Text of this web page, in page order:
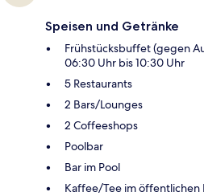
Speisen und Getränke
Frühstücksbuffet (gegen
06:30 Uhr bis 10:30 Uhr
5 Restaurants
2 Bars/Lounges
2 Coffeeshops
Poolbar
Bar im Pool
Kaffee/Tee im öffentlichen